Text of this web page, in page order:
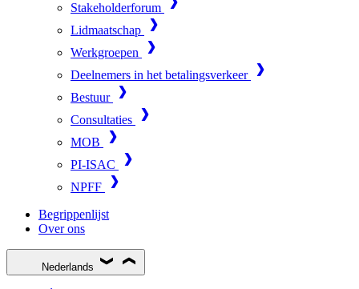
Stakeholderforum
Lidmaatschap
Werkgroepen
Deelnemers in het betalingsverkeer
Bestuur
Consultaties
MOB
PI-ISAC
NPFF
Begrippenlijst
Over ons
Nederlands